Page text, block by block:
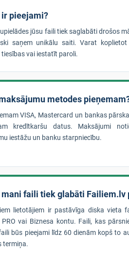
pieejami?
jūsu faili tiek saglabāti drošos
saņem unikālu saiti. Varat
tiesības vai iestatīt paroli.
metodes
VISA, Mastercard un bankas
kredītkaršu datus. Maksājumi
iestāžu un banku starpniecību.
faili tiek glabāti Failiem.lv
lietotājiem ir pastāvīga diska vieta
vai Biznesa kontu. Faili, kas
būs pieejami līdz 60 dienām kopš to
termiņa.